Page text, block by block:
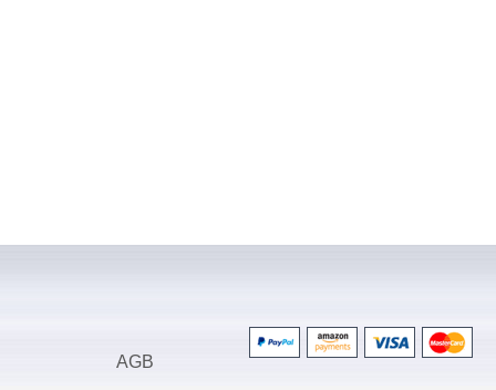
AGB